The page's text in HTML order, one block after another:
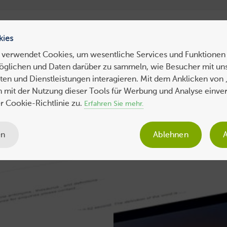
Hosting
Tipps Business Sicherheit SEO Expertenbeiträge
verwendet Cookies, um wesentliche Services und
und Daten darüber zu sammeln, wie Besucher mit
und Dienstleistungen interagieren. Mit dem Anklicken von
mit der Nutzung dieser Tools für Werbung und Analyse
Cookie-Richtlinie zu. Erfahren Sie mehr.
Ablehnen